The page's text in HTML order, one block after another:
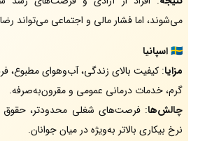
می‌شوند، اما فشار مالی و اجتماعی می‌تواند
🇪🇸اسپانیا
مزایا: کیفیت بالای زندگی، آب‌وهوای مطبوع،
گرم، خدمات درمانی عمومی و مقرون‌به‌صرفه.
چالش‌ها: فرصت‌های شغلی محدودتر، حقوق
نرخ بیکاری بالاتر به‌ویژه در میان جوانان.